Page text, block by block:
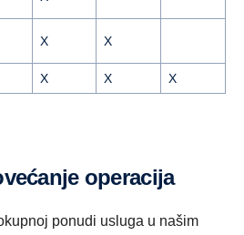
X X
X X X
operacija
ponudi usluga u našim